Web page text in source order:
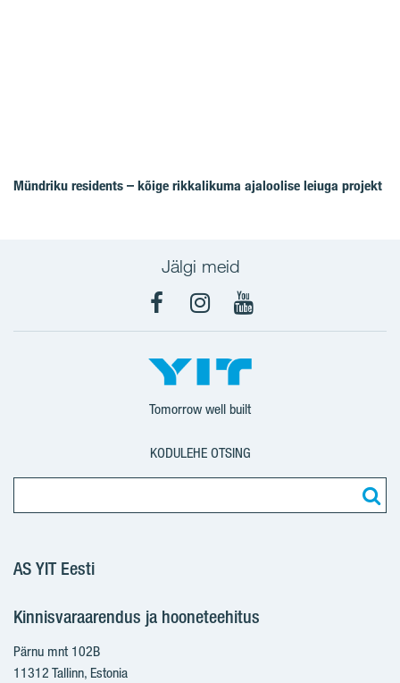
Mündriku residents – kõige rikkalikuma ajaloolise leiuga projekt
Jälgi meid
FacebookInstagram
YouTube
Tomorrow well built
KODULEHE OTSING
AS YIT Eesti
Kinnisvaraarendus ja hooneteehitus
Pärnu mnt 102B
11312 Tallinn, Estonia